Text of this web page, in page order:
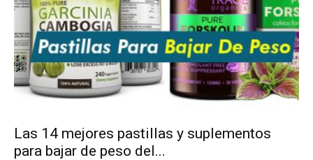
Las 14 mejores pastillas y suplementos
para bajar de peso del...